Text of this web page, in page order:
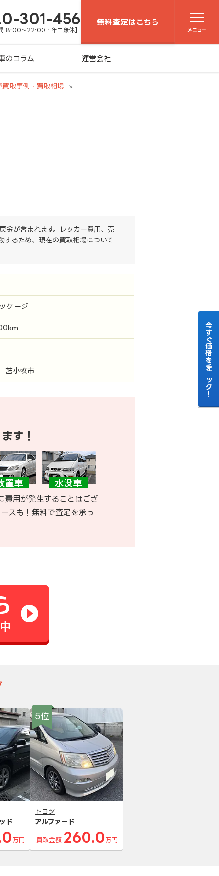
301-456
8:00～22:00・年中無休】
無料査定はこちら
メニュー
のコラム 運営会社
取事例・買取相場
金が含まれます。レッカー費用、売
するため、現在の買取相場について
ケージ
苫小牧市
す！
費用が発生することはござ
スも！無料で査定を承っ
ド
万円
5位
トヨタ
アルファード
買取金額 260.0 万円
今すぐ価格をチェック！